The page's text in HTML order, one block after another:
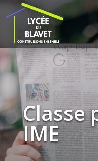
Classe
IME